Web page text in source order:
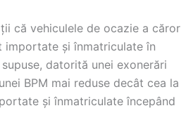
că vehiculele de ocazie a căror
importate și înmatriculate în
datorită unei exonerări
BPM mai reduse decât cea la
și înmatriculate începând